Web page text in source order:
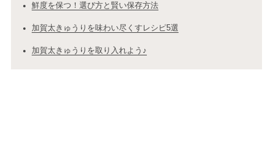
鮮度を保つ！選び方と賢い保存方法
加賀太きゅうりを味わい尽くすレシピ5選
加賀太きゅうりを取り入れよう♪